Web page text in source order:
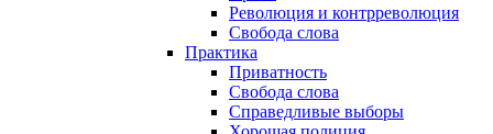
Революция и контрреволюция
Свобода слова
Практика
Приватность
Свобода слова
Справедливые выборы